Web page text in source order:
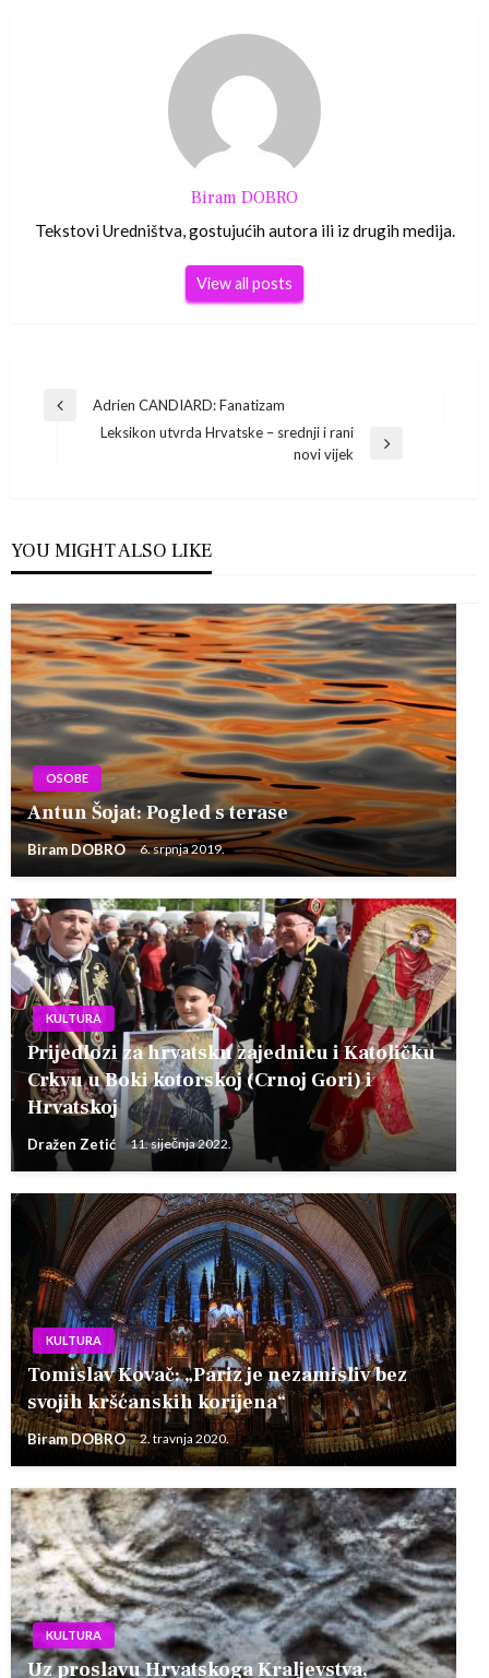
Biram DOBRO
Tekstovi Uredništva, gostujućih autora ili iz drugih medija.
View all posts
Navigacija
Previous
Adrien CANDIARD: Fanatizam
Leksikon utvrda Hrvatske – srednji i rani
novi vijek
YOU MIGHT ALSO LIKE
OSOBE
Antun Šojat: Pogled s terase
Biram DOBRO 6. srpnja 2019.
KULTURA
Prijedlozi za hrvatsku zajednicu i Katoličku
Crkvu u Boki kotorskoj (Crnoj Gori) i
Hrvatskoj
Dražen Zetić 11. siječnja 2022.
KULTURA
Tomislav Kovač: „Pariz je nezamisliv bez
svojih kršćanskih korijena“
Biram DOBRO 2. travnja 2020.
KULTURA
Uz proslavu Hrvatskoga Kraljevstva,